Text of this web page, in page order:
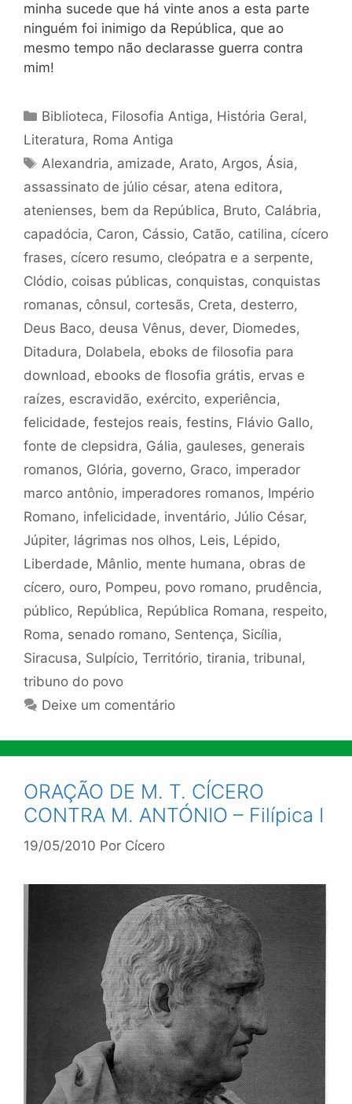
minha sucede que há vinte anos a esta parte
ninguém foi inimigo da República, que ao
mesmo tempo não declarasse guerra contra
mim!
Categorias
Biblioteca, Filosofia Antiga, História Geral,
Literatura, Roma Antiga
Tags
Alexandria, amizade,Arato,Argos,Ásia,
assassinato de júlio césar, atena editora,
atenienses, bem da República, Bruto, Calábria,
capadócia, Caron, Cássio, Catão, catilina, cícero
frases, cícero resumo, cleópatra e a serpente,
Clódio, coisas públicas, conquistas, conquistas
romanas, cônsul, cortesãs, Creta, desterro,
Deus Baco, deusa Vênus, dever, Diomedes,
Ditadura, Dolabela, eboks de filosofia para
download, ebooks de flosofia grátis, ervas e
raízes, escravidão, exército, experiência,
felicidade, festejos reais, festins, Flávio Gallo,
fonte de clepsidra, Gália, gauleses, generais
romanos, Glória, governo, Graco, imperador
marco antônio, imperadores romanos, Império
Romano, infelicidade, inventário, Júlio César,
Júpiter, lágrimas nos olhos, Leis, Lépido,
Liberdade, Mânlio, mente humana, obras de
cícero, ouro, Pompeu, povo romano, prudência,
público, República, República Romana, respeito,
Roma, senado romano, Sentença, Sicília,
Siracusa, Sulpício, Território, tirania, tribunal,
tribuno do povo
Deixe um comentário
ORAÇÃO DE M. T. CÍCERO
CONTRA M. ANTÓNIO – Filípica I
19/05/2010 Por Cícero